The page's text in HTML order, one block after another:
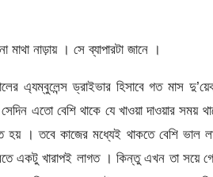
মাথা নাড়ায় । সে ব্যাপারটা জানে ।
এ্যম্বুলেন্স ড্রাইভার হিসাবে গত মাস
এতো বেশি থাকে যে খাওয়া দাওয়ার সময়
হয় । তবে কাজের মধ্যেই থাকতে বেশি ভাল
একটু খারাপই লাগত । কিন্তু এখন তা সয়ে